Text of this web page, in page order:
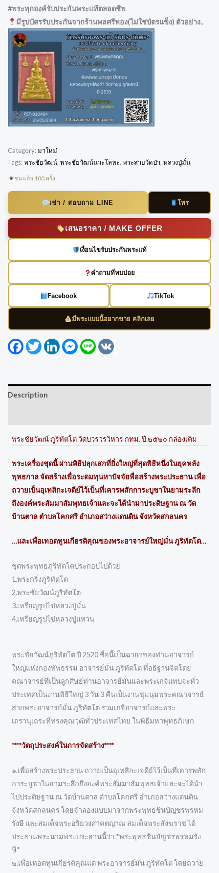
#พระทุกองค์รับประกันพระแท้ตลอดชีพ
มีรูปบัตรรับประกันจากร้านพลศรีทอง(ไม่ใช่บัตรแข็ง) ตัวอย่าง..
Category:มาใหม่
Tags:พระชัยวัฒน์, พระชัยวัฒน์นวะโลหะ, พระสายวัดป่า, หลวงปู่มั่น
ชมแล้ว 100 ครั้ง
เช่า / สอบถาม LINE โทร
เสนอราคา / MAKE OFFER
เงื่อนไขรับประกันพระแท้
คำถามที่พบบ่อย
Facebook TikTok
มีพระแบบนี้อยากขาย คลิกเลย
FacebookTwitterLinkedInMessenger
Line
Description
พระชัยวัฒน์ ภูริทัตโต วัดบวรวรวิหาร กทม. ปี.๒๕๒๐ กล่องเดิม
พระเครื่องชุดนี้ ผ่านพิธีปลุกเสกที่ยิ่งใหญ่ที่สุดพิธีหนึ่งในยุคหลัง
พุทธกาล จัดสร้างเพื่อระดมทุนหาปัจจัยพื่อสร้างพระประธาน เพื่อ
ถวายเป็นอุเทสิกะเจดีย์ไว้เป็นที่เคารพสักการะบูชาในยามระลึก
ถึงองค์พระสัมมาสัมพุทธเจ้าและจะได้นำมาประดิษฐาน ณ วัด
บ้านตาล ตำบลโคกศรี อำเภอสว่างแดนดิน จังหวัดสกลนคร
…และเพื่อเทอดทูนเกียรติคุณของพระอาจารย์ใหญ่มั่น ภูริทัตโต…
ชุดพระพุทธภูริทัตโตประกอบไปด้วย
1.พระกริ่งภูริทัตโต
2.พระชัยวัฒน์ภูริทัตโต
3.เหรียญรูปไข่หลวงปู่มั่น
4.เหรียญรูปไข่หลวงปู่แหวน
พระชัยวัฒน์ภูริทัตโต ปี 2520 ชื่อนี้เป็นฉายาของท่านอาจารย์
ใหญ่แห่งกองทัพธรรม อาจารย์มั่น ภูริทัตโต ที่อธิฐานจิตโดย
คณาจารย์ที่เป็นลูกศิษย์ท่านอาจารย์มั่นและพระเกจิแทบจะทั่ว
ประเทศเป็นงานพิธีใหญ่ 3 วัน 3 คืนเป็นงานชุมนุมพระคณาจารย์
สายพระอาจารย์มั่น ภูริทัตโต รวมเกจิอาจารย์และพระ
เถรานุเถระที่ทรงคุณวุฒิทั่วประเทศไทย ในพิธีมหาพุทธภิเษก
****วัตถุประสงค์ในการจัดสร้าง****
๑.เพื่อสร้างพระประธาน ถวายเป็นอุเทสิกะเจดีย์ไว้เป็นที่เคารพสัก
การะบูชาในยามระลึกถึงองค์พระสัมมาสัมพุทธเจ้าและจะได้นำ
ไปประดิษฐาน ณ วัดบ้านตาล ตำบลโคกศรี อำเภอสว่างแดนดิน
จังหวัดสกลนคร โดยจำลองแบบมาจากพระพุทธชินบัญชรพรหม
รังษี และสมเด็จพระอริยวงศาคตญาณ สมเด็จพระสังฆราช ได้
ประธานพระนามพระประธานนี้ว่า *พระพุทธชินบัญชรพรหมรัง
ษี*
๒.เพื่อเทอดทูนเกียรติคุณแด่ พระอาจารย์มั่น ภูริทัตโต โดยถวาย